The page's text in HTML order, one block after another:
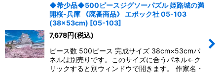
◆希少品◆500ピースジグソーパズル 姫路城の満
開桜-兵庫 《廃番商品》 エポック社 05-103
(38×53cm) [05-103]
7,678円(税込)
ピース数 500ピース 完成サイズ 38cm×53cmパ
ネルは別売りです。このサイズに合うパネル←ク
リックすると別ウィンドウで開きます。 作家名・